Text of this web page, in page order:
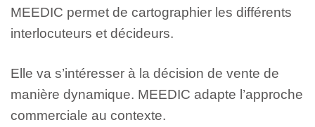
MEEDIC permet de cartographier les différents
interlocuteurs et décideurs.
Elle va s’intéresser à la décision de vente de
manière dynamique. MEEDIC adapte l’approche
commerciale au contexte.